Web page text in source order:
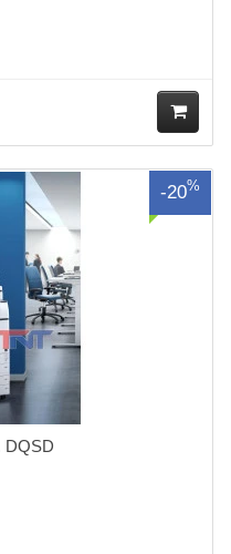
ua
-20%
cũ nhập khẩuMàn hình cảm
nút phím cứng khi phải thao
DQSD
mới 99%, Là dòng máy đời